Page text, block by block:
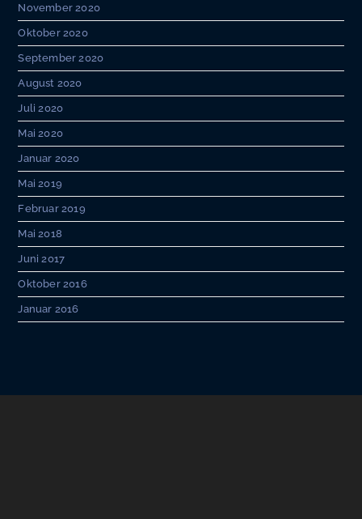
November 2020
Oktober 2020
September 2020
August 2020
Juli 2020
Mai 2020
Januar 2020
Mai 2019
Februar 2019
Mai 2018
Juni 2017
Oktober 2016
Januar 2016